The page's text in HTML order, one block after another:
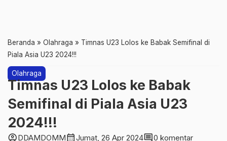
Beranda » Olahraga » Timnas U23 Lolos ke Babak Semifinal di
Piala Asia U23 2024!!!
Olahraga
Timnas U23 Lolos ke Babak
Semifinal di Piala Asia U23
2024!!!
account_circleDDAMDOMMcalendar_monthJumat, 26 Apr 2024comment0 komentar